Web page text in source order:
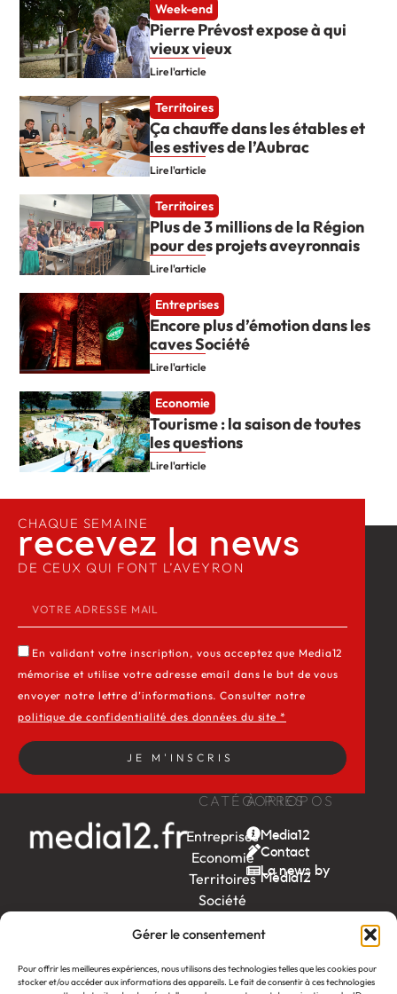
Gérer le consentement
Pour offrir les meilleures expériences, nous utilisons des technologies telles que les cookies pour
stocker et/ou accéder aux informations des appareils. Le fait de consentir à ces technologies
Week-end
Pierre Prévost expose à qui
vieux vieux
Lire l'article
Territoires
Ça chauffe dans les étables et
les estives de l’Aubrac
Lire l'article
Territoires
Plus de 3 millions de la Région
pour des projets aveyronnais
Lire l'article
Entreprises
Encore plus d’émotion dans les
caves Société
Lire l'article
Economie
Tourisme : la saison de toutes
les questions
Lire l'article
CATÉGORIES
Entreprises
Economie
Territoires
Société
end
Ambition
by EDF
À PROPOS
Media12
Contact
La news by
Média12
CHAQUE SEMAINE
recevez la news​
DE CEUX QUI FONT L’AVEYRON
En validant votre inscription, vous acceptez que Media12
mémorise et utilise votre adresse email dans le but de vous
envoyer notre lettre d’informations. Consulter notre
politique de confidentialité des données du site *
JE M'INSCRIS